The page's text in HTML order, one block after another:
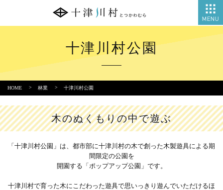
十津川村公園
HOME 林業 十津川村公園
木のぬくもりの中で遊ぶ
「十津川村公園」は、都市部に十津川村の木で創った木製遊具による期
間限定の公園を
開園する「ポップアップ公園」です。
十津川村で育った木にこだわった遊具で思いっきり遊んでいただけるほ